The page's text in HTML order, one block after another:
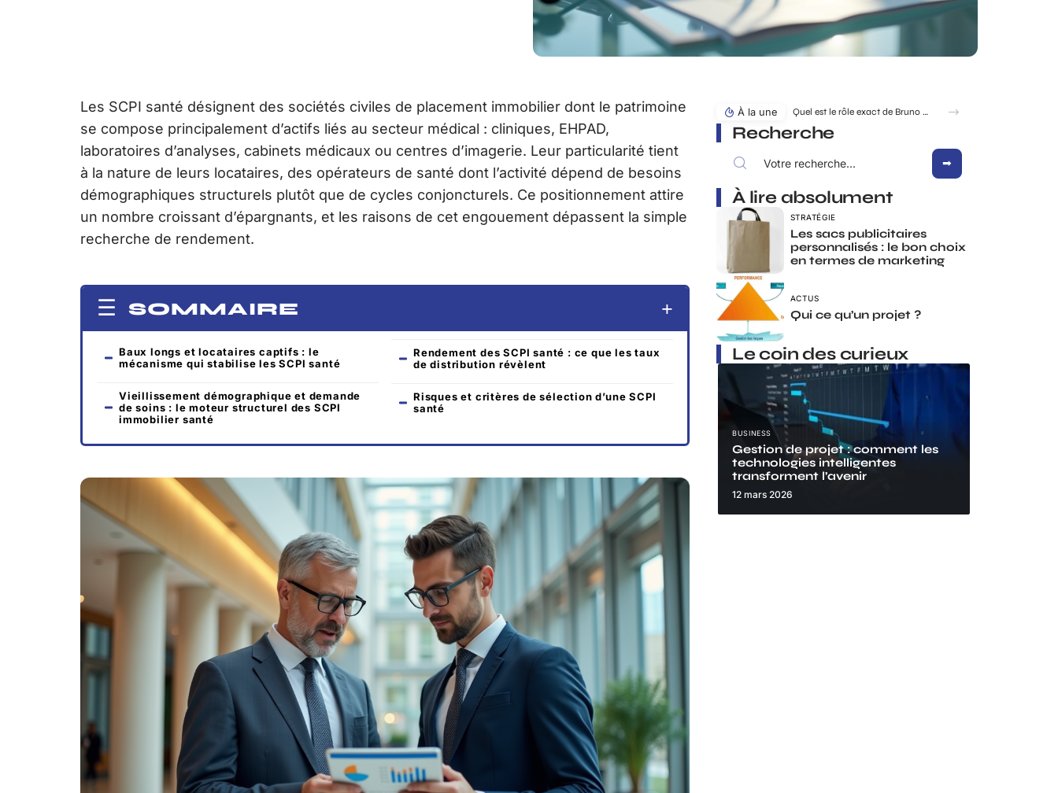
Les SCPI santé désignent des sociétés civiles de placement immobilier dont le patrimoine
se compose principalement d’actifs liés au secteur médical : cliniques, EHPAD,
laboratoires d’analyses, cabinets médicaux ou centres d’imagerie. Leur particularité tient
à la nature de leurs locataires, des opérateurs de santé dont l’activité dépend de besoins
démographiques structurels plutôt que de cycles conjoncturels. Ce positionnement attire
un nombre croissant d’épargnants, et les raisons de cet engouement dépassent la simple
recherche de rendement.
SOMMAIRE
Baux longs et locataires captifs : le
mécanisme qui stabilise les SCPI santé
Vieillissement démographique et demande
de soins : le moteur structurel des SCPI
immobilier santé
Rendement des SCPI santé : ce que les taux
de distribution révèlent
Risques et critères de sélection d’une SCPI
santé
À la une Quel est le rôle exact de Bruno Pesery dans la carrière d’Isabelle Carré ?
Recherche
À lire absolument
STRATÉGIE
Les sacs publicitaires
personnalisés : le bon choix
en termes de marketing
ACTUS
Qui ce qu’un projet ?
Le coin des curieux
BUSINESS
Gestion de projet : comment les
technologies intelligentes
transforment l’avenir
12 mars 2026